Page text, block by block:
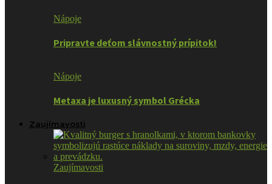
Nápoje
Pripravte deťom slávnostný prípitok!
Nápoje
Metaxa je luxusný symbol Grécka
Zaujímavosti
Zaujímavosti